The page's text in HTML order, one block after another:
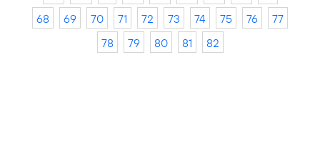
68
69 70 71 72 73 74 75 76
77
78
79 80 81 82